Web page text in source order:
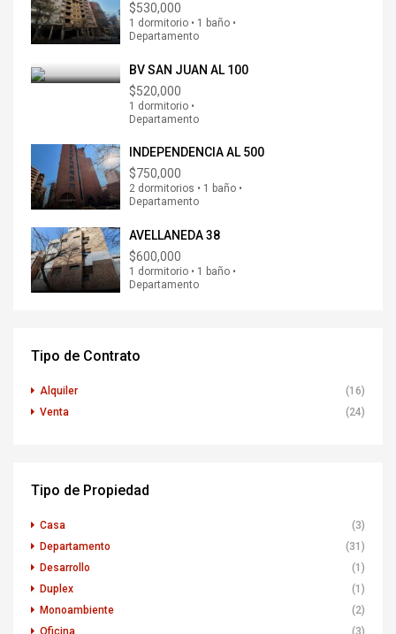
$530,000
1 dormitorio • 1 baño •
Departamento
BV SAN JUAN AL 100
$520,000
1 dormitorio •
Departamento
INDEPENDENCIA AL 500
$750,000
2 dormitorios • 1 baño •
Departamento
AVELLANEDA 38
$600,000
1 dormitorio • 1 baño •
Departamento
Tipo de Contrato
Alquiler
(16)
Venta
(24)
Tipo de Propiedad
Casa
(3)
Departamento
(31)
Desarrollo
(1)
Duplex
(1)
Monoambiente
(2)